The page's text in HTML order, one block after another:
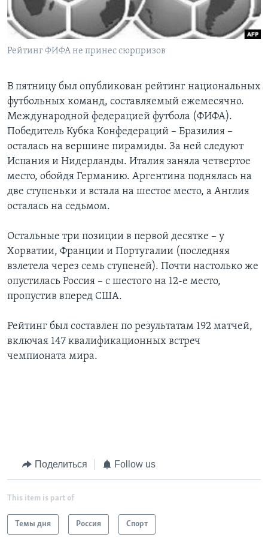
Learning English
СОЦИАЛЬНЫЕ СЕТИ
Рейтинг ФИФА не принес сюрпризов
В пятницу был опубликован рейтинг национальных
футбольных команд, составляемый ежемесячно.
Международной федерацией футбола (ФИФА).
Победитель Кубка Конфедераций – Бразилия –
осталась на вершине пирамиды. За ней следуют
Испания и Нидерланды. Италия заняла четвертое
место, обойдя Германию. Аргентина поднялась на
две ступеньки и встала на шестое место, а Англия
осталась на седьмом.
Остальные три позиции в первой десятке – у
Хорватии, Франции и Португалии (последняя
взлетела через семь ступеней). Почти настолько же
опустилась Россия – с шестого на 12-е место,
пропустив вперед США.
Рейтинг был составлен по результатам 192 матчей,
включая 147 квалификационных встреч
чемпионата мира.
Поделиться Follow us
This item is part of
Темы дня Россия Спорт